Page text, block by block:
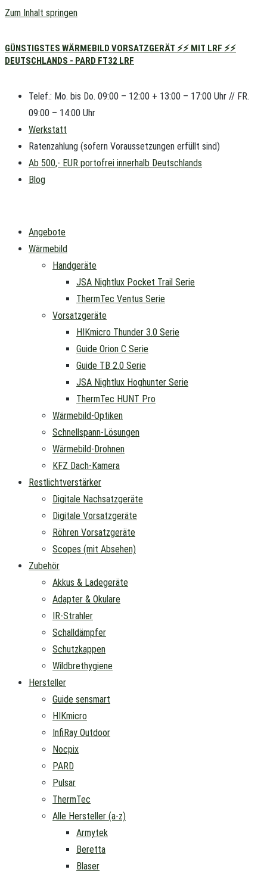
Zum Inhalt springen
GÜNSTIGSTES WÄRMEBILD VORSATZGERÄT ⚡⚡ MIT LRF ⚡⚡
DEUTSCHLANDS - PARD FT32 LRF
Telef.: Mo. bis Do. 09:00 – 12:00 + 13:00 – 17:00 Uhr // FR.
09:00 – 14:00 Uhr
Werkstatt
Ratenzahlung (sofern Voraussetzungen erfüllt sind)
Ab 500,- EUR portofrei innerhalb Deutschlands
Blog
Angebote
Wärmebild
Handgeräte
JSA Nightlux Pocket Trail Serie
ThermTec Ventus Serie
Vorsatzgeräte
HIKmicro Thunder 3.0 Serie
Guide Orion C Serie
Guide TB 2.0 Serie
JSA Nightlux Hoghunter Serie
ThermTec HUNT Pro
Wärmebild-Optiken
Schnellspann-Lösungen
Wärmebild-Drohnen
KFZ Dach-Kamera
Restlichtverstärker
Digitale Nachsatzgeräte
Digitale Vorsatzgeräte
Röhren Vorsatzgeräte
Scopes (mit Absehen)
Zubehör
Akkus & Ladegeräte
Adapter & Okulare
IR-Strahler
Schalldämpfer
Schutzkappen
Wildbrethygiene
Hersteller
Guide sensmart
HIKmicro
InfiRay Outdoor
Nocpix
PARD
Pulsar
ThermTec
Alle Hersteller (a-z)
Armytek
Beretta
Blaser